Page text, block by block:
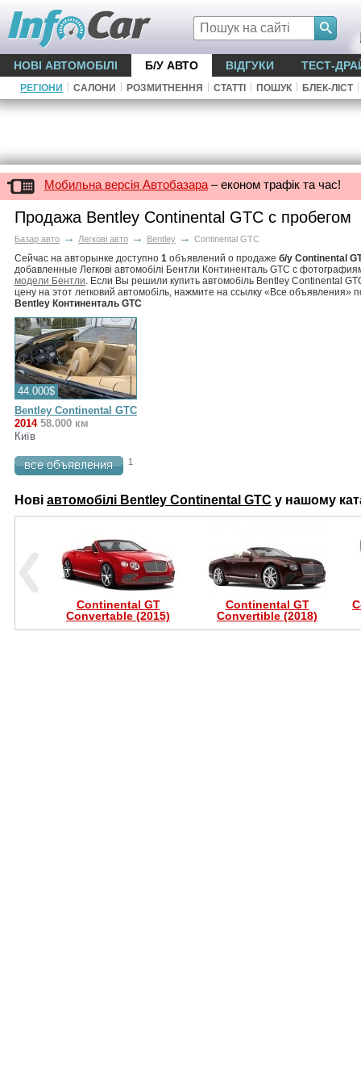
НОВІ АВТОМОБІЛІ Б/У АВТО ВІДГУКИ ТЕСТ-
РЕГІОНИ САЛОНИ РОЗМИТНЕННЯ СТАТТІ ПОШУК БЛЕК-ЛІСТ
Мобильна версія Автобазара – економ трафік та час!
Продажа Bentley Continental GTC с пробегом
Базар авто → Легкові авто → Bentley → Continental GTC
Сейчас на авторынке доступно 1 объявлений о продаже б/у Continental
добавленные Легкові автомобілі Бентли Континенталь GTC с
модели Бентли. Если Вы решили купить автомобіль Bentley Continental
цену на этот легковий автомобіль, нажмите на ссылку «Все объявления»
Bentley Континенталь GTC
44.000$
Bentley Continental GTC
201458.000 км
Київ
1
Нові автомобілі Bentley Continental GTC у нашому
Continental GT
Convertable (2015)
Continental GT
Convertible (2018)